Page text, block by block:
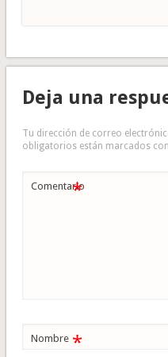
Deja una
Tu dirección de correo
obligatorios están marcados con
Comentario
*
Nombre *